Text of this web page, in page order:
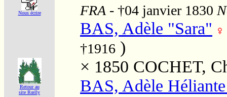
Nous écrire
Retour au
site Rœlly
FRA - †04 janvier 1830
BAS, Adèle "Sara"
†1916 )
× 1850 COCHET,
BAS, Adèle